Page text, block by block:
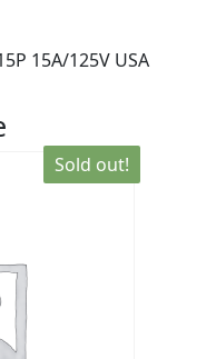
15A/125V USA
Sold out!